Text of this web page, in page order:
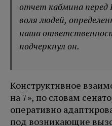
отчет кабмина перед
воля людей,
наша
подчеркнул он.
Конструктивное
на 7», по словам
оперативно
под возникающие